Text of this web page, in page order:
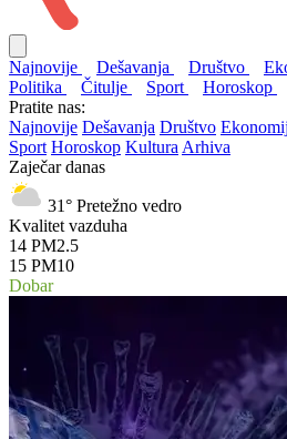
Najnovije Dešavanja Društvo
Politika
Čitulje Sport Horoskop
Pratite nas:
Najnovije Dešavanja Društvo
Sport Horoskop Kultura Arhiva
Zaječar danas
31° Pretežno vedro
Kvalitet vazduha
14 PM2.5
15 PM10
Dobar